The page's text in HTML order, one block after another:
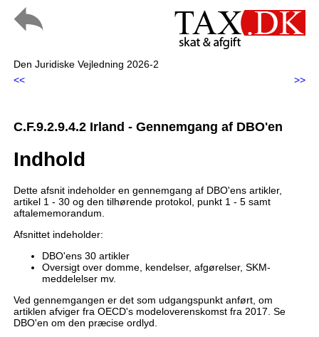
Den Juridiske Vejledning 2026-2
<<
>>
C.F.9.2.9.4.2 Irland - Gennemgang af DBO'en
Indhold
Dette afsnit indeholder en gennemgang af DBO'ens artikler,
artikel 1 - 30 og den tilhørende protokol, punkt 1 - 5 samt
aftalememorandum.
Afsnittet indeholder:
DBO'ens 30 artikler
Oversigt over domme, kendelser, afgørelser, SKM-
meddelelser mv.
Ved gennemgangen er det som udgangspunkt anført, om
artiklen afviger fra OECD's modeloverenskomst fra 2017. Se
DBO'en om den præcise ordlyd.